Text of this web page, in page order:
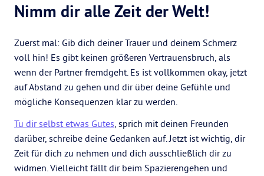
Nimm dir alle Zeit der Welt!
Zuerst mal: Gib dich deiner Trauer und deinem Schmerz
voll hin! Es gibt keinen größeren Vertrauensbruch, als
wenn der Partner fremdgeht. Es ist vollkommen okay, jetzt
auf Abstand zu gehen und dir über deine Gefühle und
mögliche Konsequenzen klar zu werden.
Tu dir selbst etwas Gutes, sprich mit deinen Freunden
darüber, schreibe deine Gedanken auf. Jetzt ist wichtig, dir
Zeit für dich zu nehmen und dich ausschließlich dir zu
widmen. Vielleicht fällt dir beim Spazierengehen und